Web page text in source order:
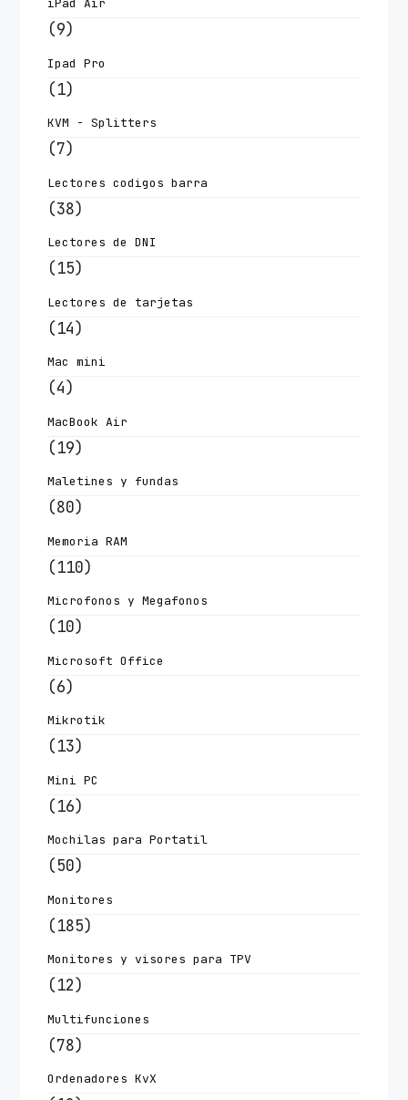
iPad Air
(9)
Ipad Pro
(1)
KVM - Splitters
(7)
Lectores codigos barra
(38)
Lectores de DNI
(15)
Lectores de tarjetas
(14)
Mac mini
(4)
MacBook Air
(19)
Maletines y fundas
(80)
Memoria RAM
(110)
Microfonos y Megafonos
(10)
Microsoft Office
(6)
Mikrotik
(13)
Mini PC
(16)
Mochilas para Portatil
(50)
Monitores
(185)
Monitores y visores para TPV
(12)
Multifunciones
(78)
Ordenadores KvX